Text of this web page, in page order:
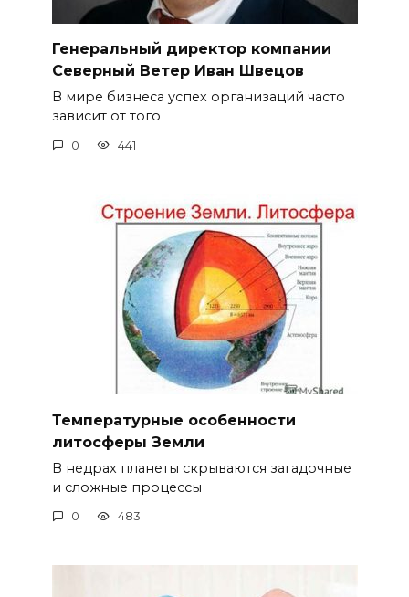
Генеральный директор компании
Северный Ветер Иван Швецов
В мире бизнеса успех организаций часто
зависит от того
0 441
Температурные особенности
литосферы Земли
В недрах планеты скрываются загадочные
и сложные процессы
0 483